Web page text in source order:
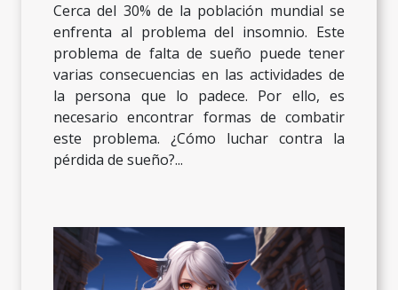
Cerca del 30% de la población mundial se
enfrenta al problema del insomnio. Este
problema de falta de sueño puede tener
varias consecuencias en las actividades de
la persona que lo padece. Por ello, es
necesario encontrar formas de combatir
este problema. ¿Cómo luchar contra la
pérdida de sueño?...